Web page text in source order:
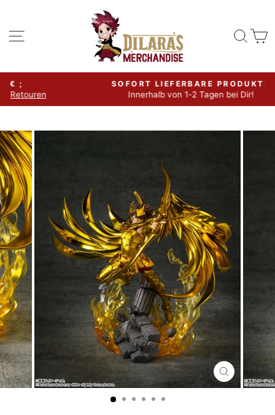
Inhalt Seitennavigation
Pause
SOFORT LIEFERBARE PRODUKTE
Innerhalb von 1-2 Tagen bei Dir!
ESC)